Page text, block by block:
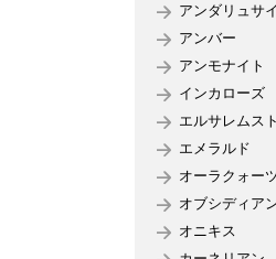
アンダリュサ
アンバー
アンモナイト
インカローズ
エルサレムス
エメラルド
オーラクォー
オブシディア
オニキス